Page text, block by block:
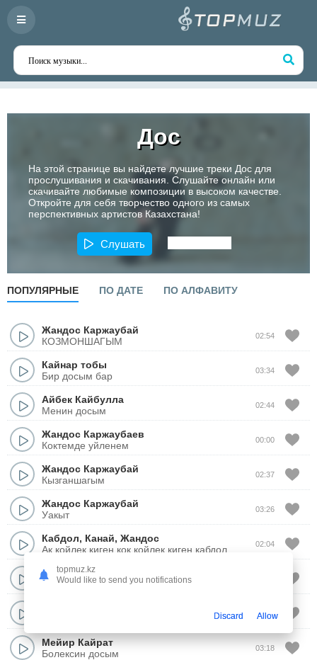
Дос
На этой странице вы найдете лучшие треки Дос для
прослушивания и скачивания. Слушайте онлайн или
скачивайте любимые композиции в высоком качестве.
Откройте для себя творчество одного из самых
перспективных артистов Казахстана!
Слушать
ПОПУЛЯРНЫЕ ПО ДАТЕ ПО АЛФАВИТУ
Жандос Каржаубай
КОЗМОНШАГЫМ
02:54
Кайнар тобы
Бир досым бар
03:34
Айбек Кайбулла
Менин досым
02:44
Жандос Каржаубаев
Коктемде уйленем
00:00
Жандос Каржаубай
Кызганшагым
02:37
Жандос Каржаубай
Уакыт
03:26
Кабдол, Канай, Жандос
Ак койлек киген кок койлек киген кабдол
02:04
Рахымжан Жакайым
Досым бар менин Актауда
03:54
Мейир Кайрат
Болексин досым
03:18
topmuz.kz
Would like to send you notifications
Discard Allow